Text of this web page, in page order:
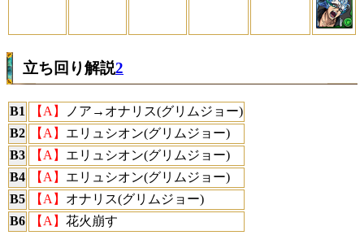
立ち回り解説2
B1 【A】
ノア→オナリス(グリムジョー)
B2
【A】 エリュシオン(グリムジョー)
B3
【A】 エリュシオン(グリムジョー)
B4
【A】 エリュシオン(グリムジョー)
B5
【A】 オナリス(グリムジョー)
B6
【A】 花火崩す